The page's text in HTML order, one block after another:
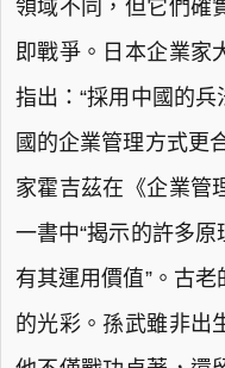
領域不同，但它們確
即戰爭。日本企業家
指出：“採用中國的
國的企業管理方式更
家霍吉茲在《企業管
一書中“揭示的許多
有其運用價值”。古
的光彩。孫武雖非出